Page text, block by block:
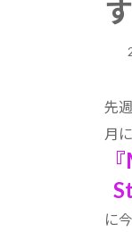
先
月
に